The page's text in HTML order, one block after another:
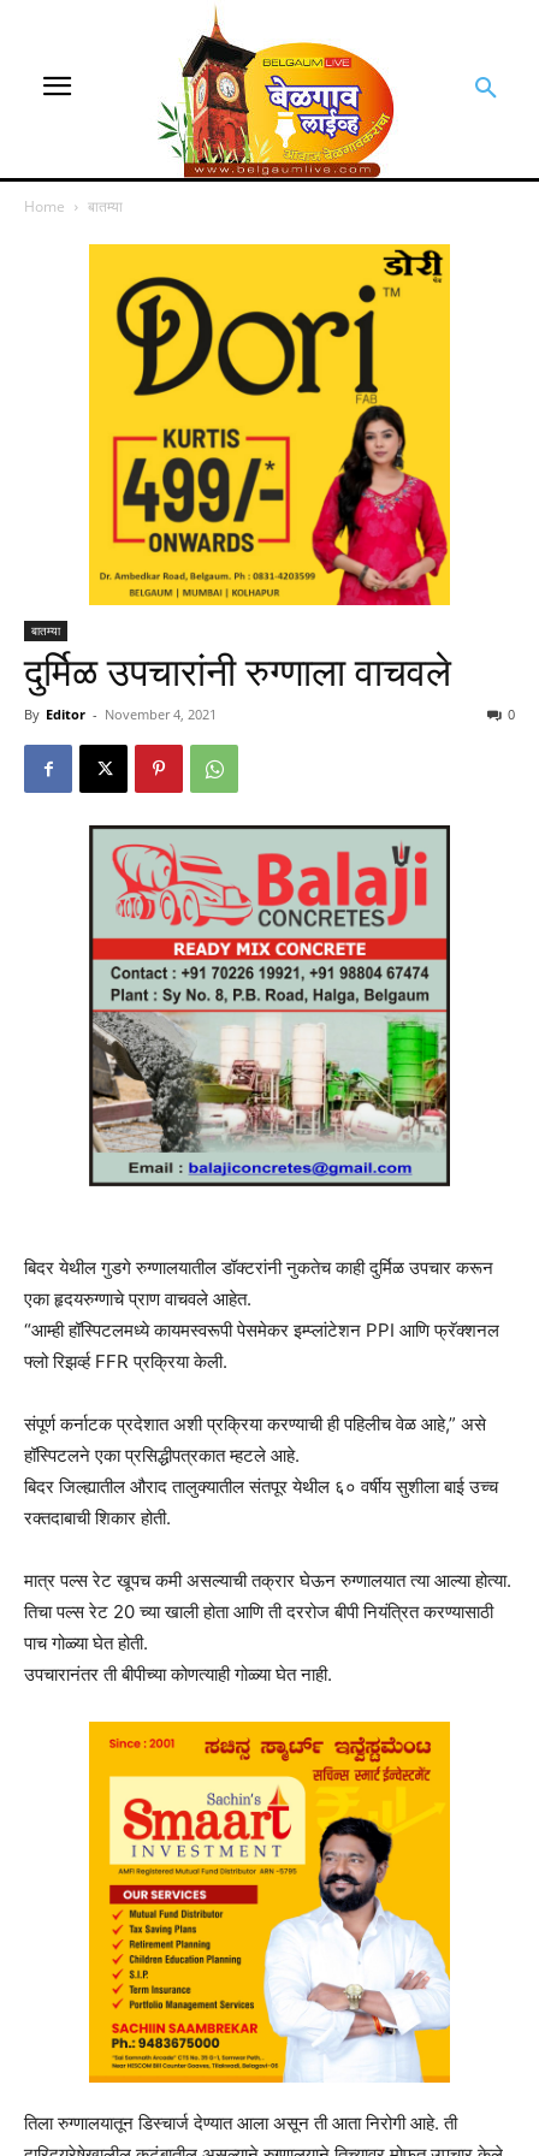
Home बातम्या
बातम्या
दुर्मिळ उपचारांनी रुग्णाला वाचवले
By Editor - November 4, 2021 0
बिदर येथील गुडगे रुग्णालयातील डॉक्टरांनी नुकतेच काही दुर्मिळ उपचार करून
एका हृदयरुग्णाचे प्राण वाचवले आहेत.
“आम्ही हॉस्पिटलमध्ये कायमस्वरूपी पेसमेकर इम्प्लांटेशन PPI आणि फ्रॅक्शनल
फ्लो रिझर्व्ह FFR प्रक्रिया केली.
संपूर्ण कर्नाटक प्रदेशात अशी प्रक्रिया करण्याची ही पहिलीच वेळ आहे,” असे
हॉस्पिटलने एका प्रसिद्धीपत्रकात म्हटले आहे.
बिदर जिल्ह्यातील औराद तालुक्यातील संतपूर येथील ६० वर्षीय सुशीला बाई उच्च
रक्तदाबाची शिकार होती.
मात्र पल्स रेट खूपच कमी असल्याची तक्रार घेऊन रुग्णालयात त्या आल्या होत्या.
तिचा पल्स रेट 20 च्या खाली होता आणि ती दररोज बीपी नियंत्रित करण्यासाठी
पाच गोळ्या घेत होती.
उपचारानंतर ती बीपीच्या कोणत्याही गोळ्या घेत नाही.
तिला रुग्णालयातून डिस्चार्ज देण्यात आला असून ती आता निरोगी आहे. ती